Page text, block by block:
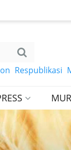
Respublikasi